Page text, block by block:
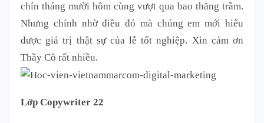
chín tháng mười hôm cùng vượt qua bao thăng trầm.
Nhưng chính nhờ điều đó mà chúng em mới hiểu
được giá trị thật sự của lễ tốt nghiệp. Xin cảm ơn
Thầy Cô rất nhiều.
Lớp Copywriter 22